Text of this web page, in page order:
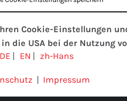
Cookie-Einstellungen
die USA bei der Nutzung
notwendig, um unsere
Alle anderen Cookies
DE | EN | zh-Hans
| Impressum